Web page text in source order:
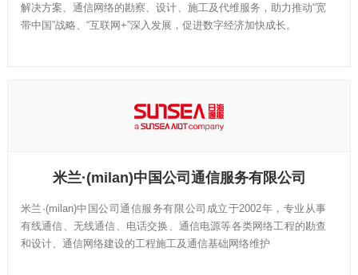
解决方案、通信网络的勘察、设计、施工及代维服务，助力推动“宽
带中国”战略、“互联网+”深入发展，促进数字经济加快成长。
米兰·(milan)中国公司通信服务有限公司
米兰·(milan)中国公司通信服务有限公司成立于2002年，专业从事
有线通信、无线通信、电话交换、通信电源等各类网络工程的勘查
和设计、通信网络建设的工程施工及通信基础网络维护